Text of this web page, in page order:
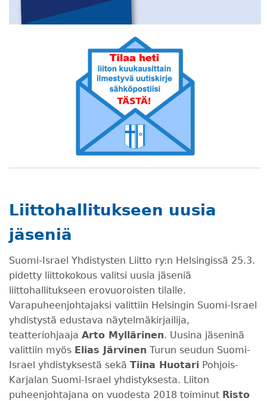
Liittohallitukseen uusia
jäseniä
Suomi-Israel Yhdistysten Liitto ry:n Helsingissä 25.3.
pidetty liittokokous valitsi uusia jäseniä
liittohallitukseen erovuoroisten tilalle.
Varapuheenjohtajaksi valittiin Helsingin Suomi-Israel
yhdistystä edustava näytelmäkirjailija,
teatteriohjaaja Arto Myllärinen. Uusina jäseninä
valittiin myös Elias Järvinen Turun seudun Suomi-
Israel yhdistyksestä sekä Tiina Huotari Pohjois-
Karjalan Suomi-Israel yhdistyksesta. Liiton
puheenjohtajana on vuodesta 2018 toiminut Risto